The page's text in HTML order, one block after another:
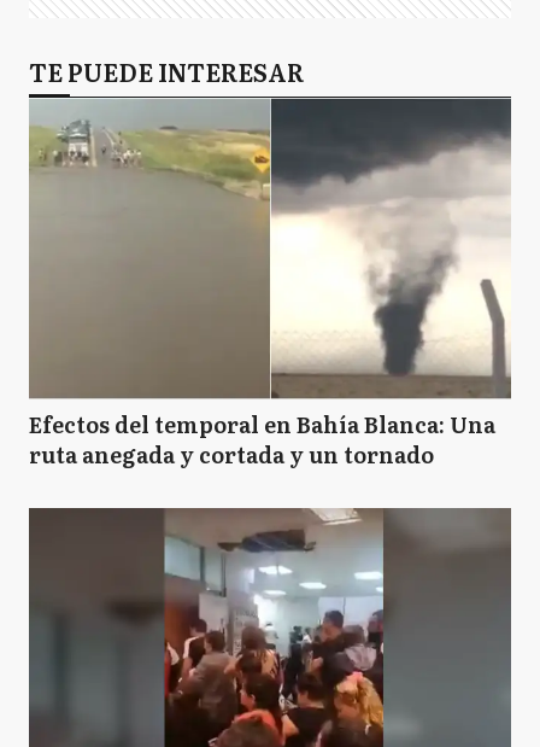
TE PUEDE INTERESAR
Efectos del temporal en Bahía Blanca: Una
ruta anegada y cortada y un tornado